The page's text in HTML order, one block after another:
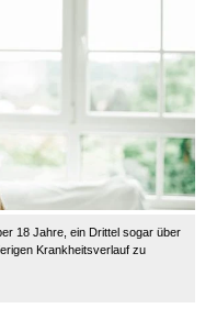
18 Jahre, ein Drittel sogar über
Krankheitsverlauf zu